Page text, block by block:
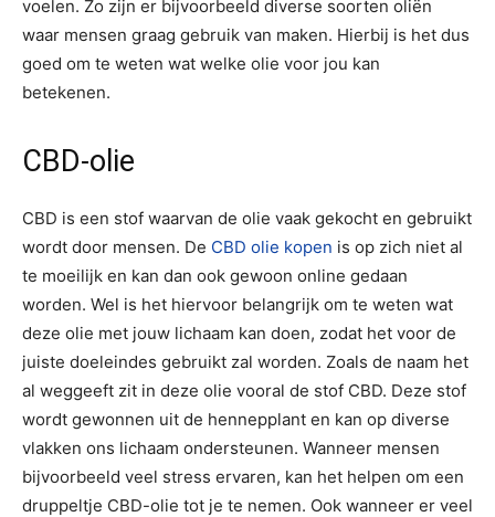
voelen. Zo zijn er bijvoorbeeld diverse soorten oliën
waar mensen graag gebruik van maken. Hierbij is het dus
goed om te weten wat welke olie voor jou kan
betekenen.
CBD-olie
CBD is een stof waarvan de olie vaak gekocht en gebruikt
wordt door mensen. De CBD olie kopen is op zich niet al
te moeilijk en kan dan ook gewoon online gedaan
worden. Wel is het hiervoor belangrijk om te weten wat
deze olie met jouw lichaam kan doen, zodat het voor de
juiste doeleindes gebruikt zal worden. Zoals de naam het
al weggeeft zit in deze olie vooral de stof CBD. Deze stof
wordt gewonnen uit de hennepplant en kan op diverse
vlakken ons lichaam ondersteunen. Wanneer mensen
bijvoorbeeld veel stress ervaren, kan het helpen om een
druppeltje CBD-olie tot je te nemen. Ook wanneer er veel